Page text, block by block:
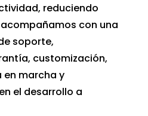
reduciendo
con una
soporte,
customización,
en marcha y
el desarrollo a